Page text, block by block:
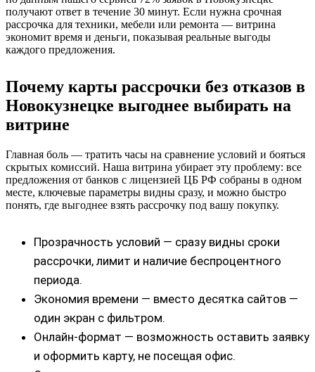
получают ответ в течение 30 минут. Если нужна срочная
рассрочка для техники, мебели или ремонта — витрина
экономит время и деньги, показывая реальные выгоды
каждого предложения.
Почему карты рассрочки без отказов в
Новокузнецке выгоднее выбирать на
витрине
Главная боль — тратить часы на сравнение условий и бояться
скрытых комиссий. Наша витрина убирает эту проблему: все
предложения от банков с лицензией ЦБ РФ собраны в одном
месте, ключевые параметры видны сразу, и можно быстро
понять, где выгоднее взять рассрочку под вашу покупку.
Прозрачность условий — сразу видны сроки
рассрочки, лимит и наличие беспроцентного
периода.
Экономия времени — вместо десятка сайтов —
один экран с фильтром.
Онлайн-формат — возможность оставить заявку
и оформить карту, не посещая офис.